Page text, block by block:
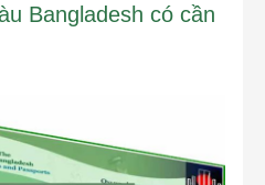
Bangladesh có cần